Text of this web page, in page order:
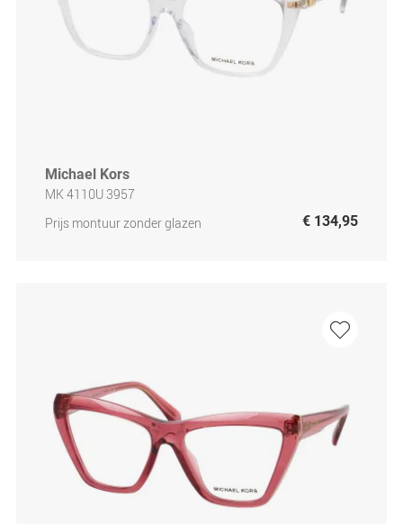
Michael Kors
MK 4110U 3957
Prijs montuur zonder glazen
€ 134,95